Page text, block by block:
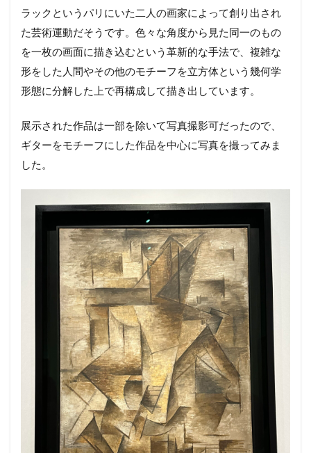
ラックというパリにいた二人の画家によって創り出され
た芸術運動だそうです。色々な角度から見た同一のもの
を一枚の画面に描き込むという革新的な手法で、複雑な
形をした人間やその他のモチーフを立方体という幾何学
形態に分解した上で再構成して描き出しています。
展示された作品は一部を除いて写真撮影可だったので、
ギターをモチーフにした作品を中心に写真を撮ってみま
した。